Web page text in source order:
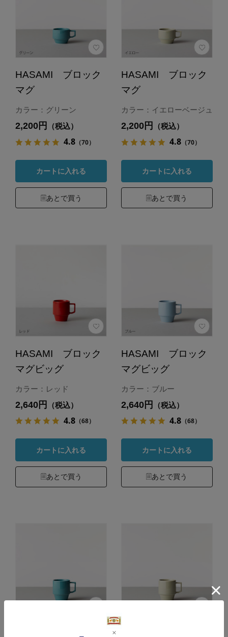
HASAMI ブロック
マグ
カラー：グリーン
2,200円 （税込）
4.8（70）
カートに入れる
あとで買う
HASAMI ブロック
マグ
カラー：イエローベージュ
2,200円 （税込）
4.8（70）
カートに入れる
あとで買う
HASAMI ブロック
マグビッグ
カラー：レッド
2,640円 （税込）
4.8（68）
カートに入れる
あとで買う
HASAMI ブロック
マグビッグ
カラー：ブルー
2,640円 （税込）
4.8（68）
カートに入れる
あとで買う